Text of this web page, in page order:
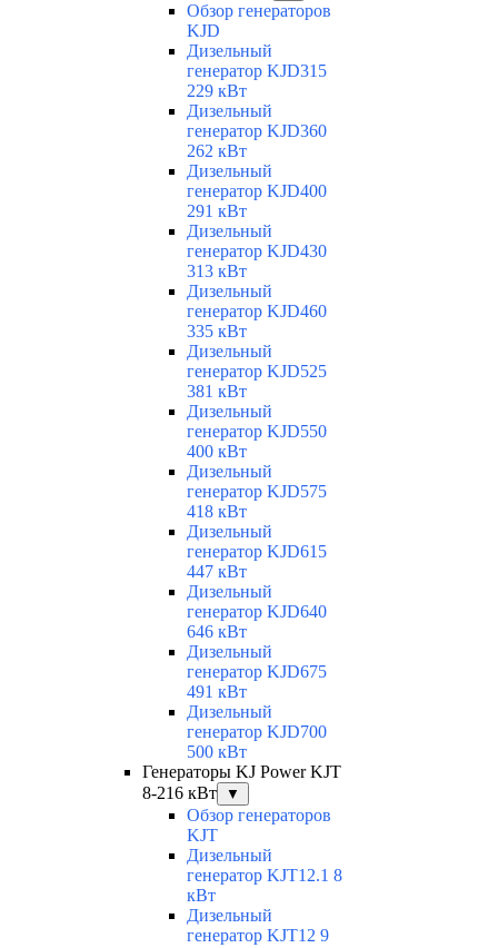
Обзор генераторов
KJD
Дизельный
генератор KJD315
229 кВт
Дизельный
генератор KJD360
262 кВт
Дизельный
генератор KJD400
291 кВт
Дизельный
генератор KJD430
313 кВт
Дизельный
генератор KJD460
335 кВт
Дизельный
генератор KJD525
381 кВт
Дизельный
генератор KJD550
400 кВт
Дизельный
генератор KJD575
418 кВт
Дизельный
генератор KJD615
447 кВт
Дизельный
генератор KJD640
646 кВт
Дизельный
генератор KJD675
491 кВт
Дизельный
генератор KJD700
500 кВт
Генераторы KJ Power KJT
8-216 кВт
▼
Обзор генераторов
KJT
Дизельный
генератор KJT12.1 8
кВт
Дизельный
генератор KJT12 9